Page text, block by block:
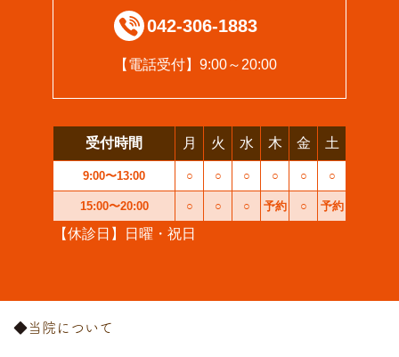
042-306-1883
【電話受付】9:00～20:00
受付時間 月 火 水 木 金 土
9:00〜13:00 ○ ○ ○ ○ ○ ○
15:00〜20:00 ○ ○ ○ 予約 ○ 予約
【休診日】日曜・祝日
当院について